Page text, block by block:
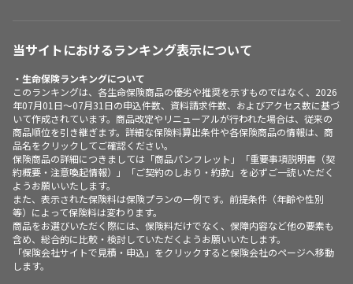
当サイトにおけるランキング表示について
・生命保険ランキングについて
このランキングは、各生命保険商品の優劣や推奨を示すものではなく、2026
年07月01日～07月31日の申込件数、資料請求件数、およびアクセス数に基づ
いて作成されています。商品改定やリニューアルが行われた場合は、従来の
商品順位を引き継ぎます。詳細な保険料算出条件や各保険商品の情報は、商
品名をクリックしてご確認ください。
保険商品の詳細につきましては「商品パンフレット」「重要事項説明書（契
約概要・注意喚起情報）」「ご契約のしおり・約款」を必ずご一読いただく
ようお願いいたします。
また、表示された保険料は保険プランの一例です。前提条件（年齢や性別
等）によって保険料は変わります。
商品をお選びいただく際には、保険料だけでなく、保障内容など他の要素も
含め、総合的に比較・検討していただくようお願いいたします。
「保険会社サイトで見積・申込」をクリックすると保険会社のページへ移動
します。